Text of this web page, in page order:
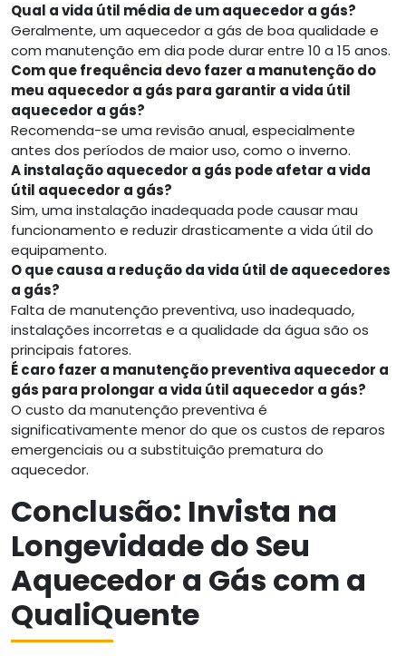
Qual a vida útil média de um aquecedor a gás?
Geralmente, um aquecedor a gás de boa qualidade e
com manutenção em dia pode durar entre 10 a 15 anos.
Com que frequência devo fazer a manutenção do
meu aquecedor a gás para garantir a vida útil
aquecedor a gás?
Recomenda-se uma revisão anual, especialmente
antes dos períodos de maior uso, como o inverno.
A instalação aquecedor a gás pode afetar a vida
útil aquecedor a gás?
Sim, uma instalação inadequada pode causar mau
funcionamento e reduzir drasticamente a vida útil do
equipamento.
O que causa a redução da vida útil de aquecedores
a gás?
Falta de manutenção preventiva, uso inadequado,
instalações incorretas e a qualidade da água são os
principais fatores.
É caro fazer a manutenção preventiva aquecedor a
gás para prolongar a vida útil aquecedor a gás?
O custo da manutenção preventiva é
significativamente menor do que os custos de reparos
emergenciais ou a substituição prematura do
aquecedor.
Conclusão: Invista na
Longevidade do Seu
Aquecedor a Gás com a
QualiQuente